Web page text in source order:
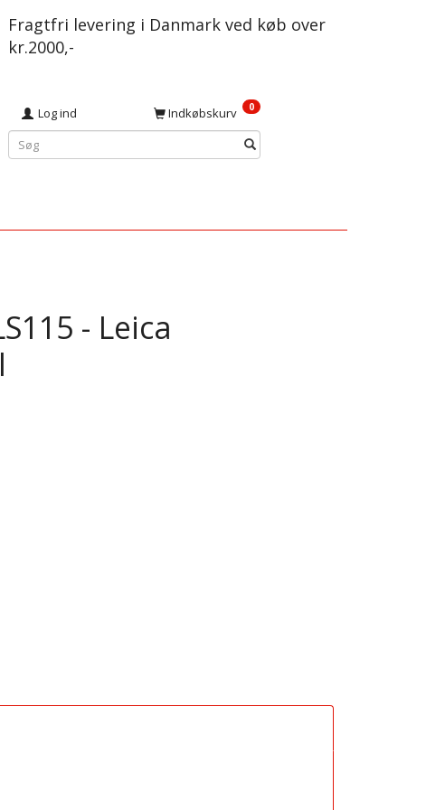
Fragtfri levering i Danmark ved køb over
kr.2000,-
Log ind Indkøbskurv 0
- Leica